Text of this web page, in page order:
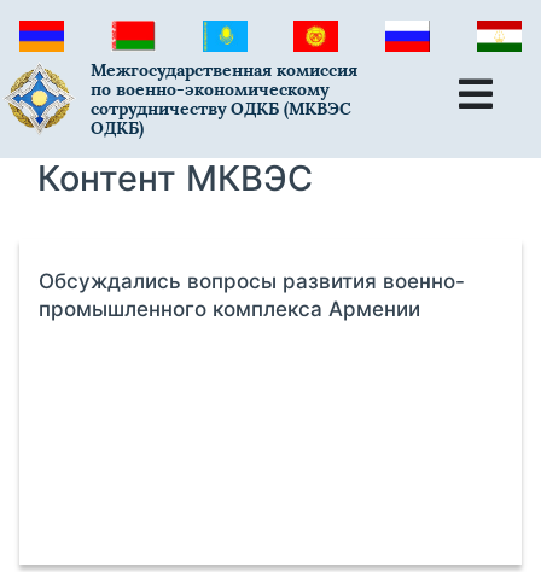
Межгосударственная комиссия
по военно-экономическому
сотрудничеству ОДКБ (МКВЭС
ОДКБ)
Контент МКВЭС
Обсуждались вопросы развития военно-
промышленного комплекса Армении